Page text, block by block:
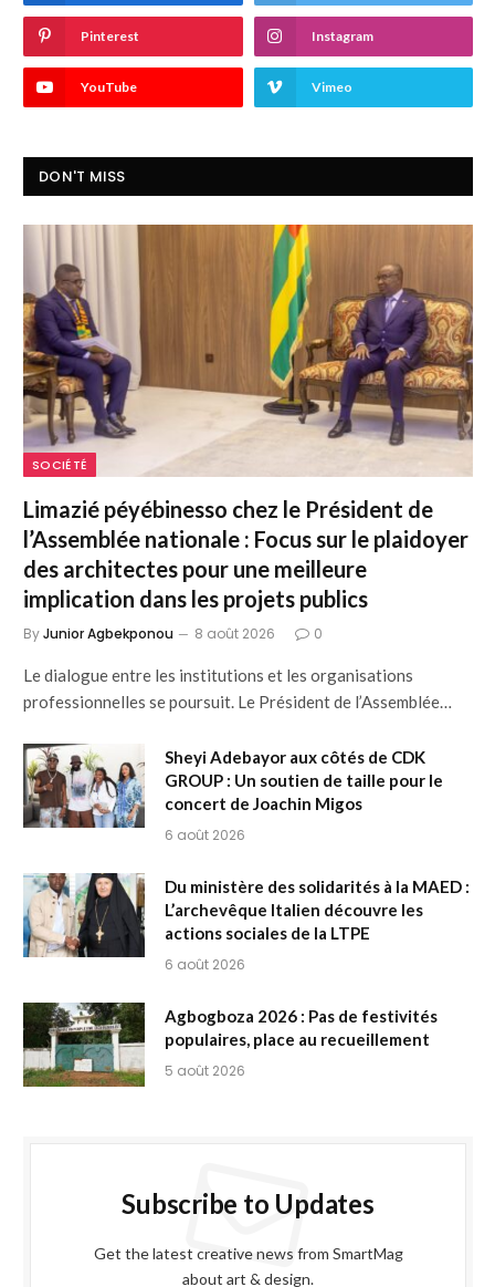
Pinterest Instagram
YouTube Vimeo
DON'T MISS
SOCIÉTÉ
Limazié péyébinesso chez le Président de
l’Assemblée nationale : Focus sur le plaidoyer
des architectes pour une meilleure
implication dans les projets publics
ByJunior Agbekponou 8 août 2026 0
Le dialogue entre les institutions et les organisations
professionnelles se poursuit. Le Président de l’Assemblée…
Sheyi Adebayor aux côtés de CDK
GROUP : Un soutien de taille pour le
concert de Joachin Migos
6 août 2026
Du ministère des solidarités à la MAED :
L’archevêque Italien découvre les
actions sociales de la LTPE
6 août 2026
Agbogboza 2026 : Pas de festivités
populaires, place au recueillement
5 août 2026
Subscribe to Updates
Get the latest creative news from SmartMag
about art & design.